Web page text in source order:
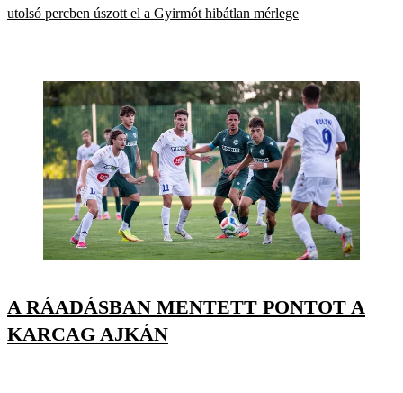
utolsó percben úszott el a Gyirmót hibátlan mérlege
A RÁADÁSBAN MENTETT PONTOT A
KARCAG AJKÁN